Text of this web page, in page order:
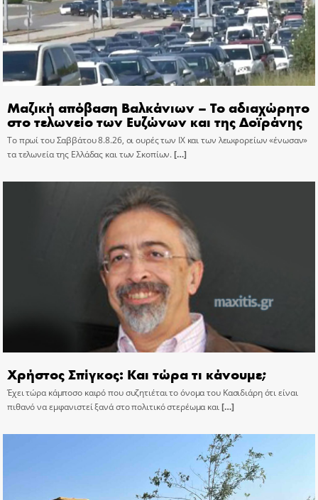
Μαζική απόβαση Βαλκάνιων – Το αδιαχώρητο
στο τελωνείο των Ευζώνων και της Δοϊράνης
Το πρωί του Σαββάτου 8.8.26, οι ουρές των ΙΧ και των λεωφορείων «ένωσαν»
τα τελωνεία της Ελλάδας και των Σκοπίων.[…]
Χρήστος Σπίγκος: Και τώρα τι κάνουμε;
Έχει τώρα κάμποσο καιρό που συζητιέται το όνομα του Κασιδιάρη ότι είναι
πιθανό να εμφανιστεί ξανά στο πολιτικό στερέωμα και[…]